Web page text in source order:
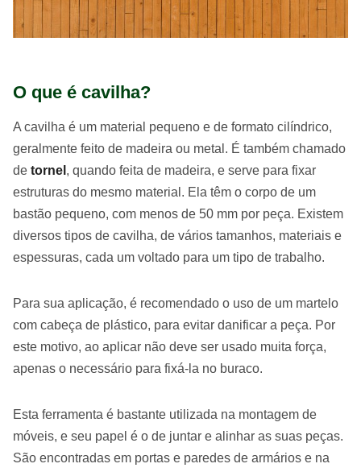
O que é cavilha?
A cavilha é um material pequeno e de formato cilíndrico,
geralmente feito de madeira ou metal. É também chamado
de tornel , quando feita de madeira, e serve para fixar
estruturas do mesmo material. Ela têm o corpo de um
bastão pequeno, com menos de 50 mm por peça. Existem
diversos tipos de cavilha, de vários tamanhos, materiais e
espessuras, cada um voltado para um tipo de trabalho.
Para sua aplicação, é recomendado o uso de um martelo
com cabeça de plástico, para evitar danificar a peça. Por
este motivo, ao aplicar não deve ser usado muita força,
apenas o necessário para fixá-la no buraco.
Esta ferramenta é bastante utilizada na montagem de
móveis, e seu papel é o de juntar e alinhar as suas peças.
São encontradas em portas e paredes de armários e na